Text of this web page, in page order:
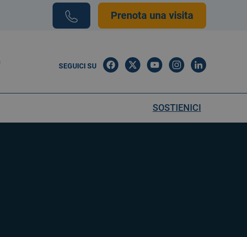
Prenota una visita
SEGUICI SU
SOSTIENICI